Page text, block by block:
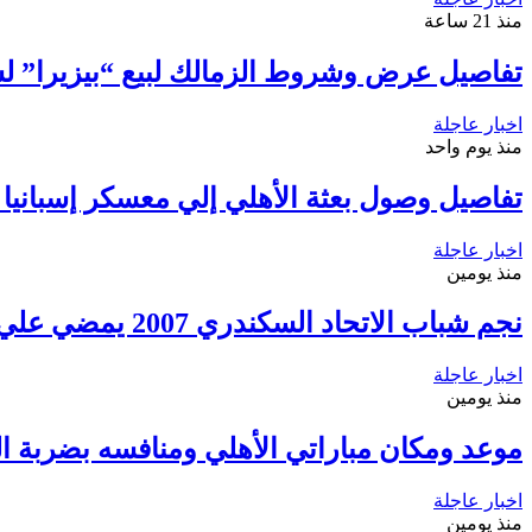
منذ 21 ساعة
تفاصيل عرض وشروط الزمالك لبيع “بيزيرا”
اخبار عاجلة
منذ يوم واحد
تفاصيل وصول بعثة الأهلي إلي معسكر
اخبار عاجلة
منذ يومين
نجم شباب الاتحاد السكندري 2007 يمضي علي أولي خطوات الإحتراف
اخبار عاجلة
منذ يومين
موعد ومكان مباراتي الأهلي ومنافسه بضربة
اخبار عاجلة
منذ يومين